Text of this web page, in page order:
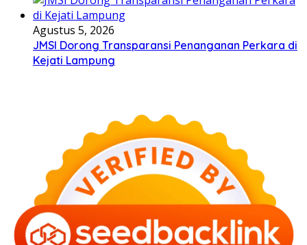
Agustus 5, 2026
JMSI Dorong Transparansi Penanganan Perkara di
Kejati Lampung